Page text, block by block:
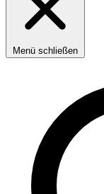
Menü schließen